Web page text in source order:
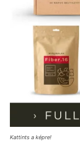
Kattints a képre!